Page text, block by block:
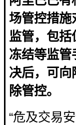
场管控措施
监管，包括
冻结等监管
决后，可向
除管控。
“危及交易